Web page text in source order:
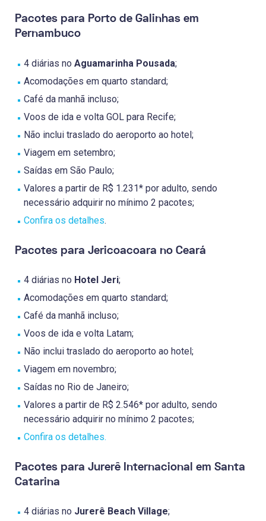
Pacotes para Porto de Galinhas em
Pernambuco
4 diárias no Aguamarinha Pousada;
Acomodações em quarto standard;
Café da manhã incluso;
Voos de ida e volta GOL para Recife;
Não inclui traslado do aeroporto ao hotel;
Viagem em setembro;
Saídas em São Paulo;
Valores a partir de R$ 1.231* por adulto, sendo
necessário adquirir no mínimo 2 pacotes;
Confira os detalhes.
Pacotes para Jericoacoara no Ceará
4 diárias no Hotel Jeri;
Acomodações em quarto standard;
Café da manhã incluso;
Voos de ida e volta Latam;
Não inclui traslado do aeroporto ao hotel;
Viagem em novembro;
Saídas no Rio de Janeiro;
Valores a partir de R$ 2.546* por adulto, sendo
necessário adquirir no mínimo 2 pacotes;
Confira os detalhes.
Pacotes para Jurerê Internacional em Santa
Catarina
4 diárias no Jurerê Beach Village;